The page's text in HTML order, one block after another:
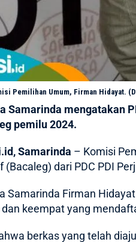
Pemilihan Umum, Firman Hidayat.
Samarinda mengatakan
pemilu 2024.
Samarinda – Komisi
(Bacaleg) dari PDC PDI
Samarinda Firman
keempat yang
berkas yang telah